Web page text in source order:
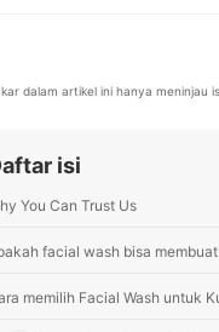
dalam artikel ini hanya meninjau
isi
You Can Trust Us
facial wash bisa
memilih Facial Wash untuk